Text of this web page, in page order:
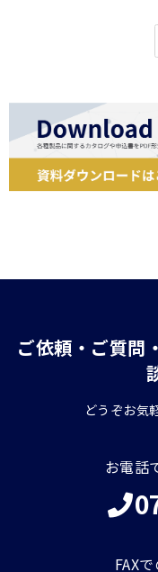
ご依頼・ご質問
どうぞお気
お電話
FAX